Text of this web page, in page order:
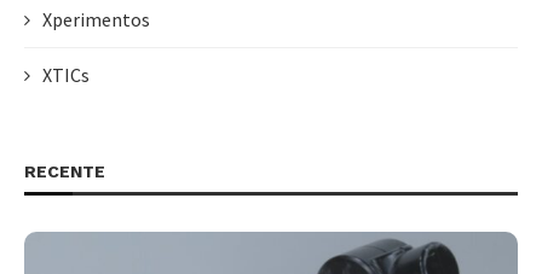
Xperimentos
XTICs
RECENTE